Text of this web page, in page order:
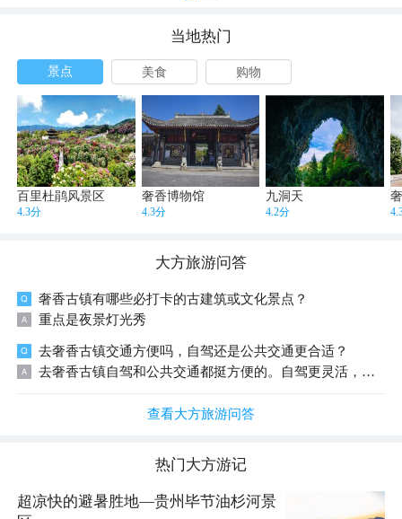
当地热门
景点 美食 购物
百里杜鹃风景区
4.3分
奢香博物馆
4.3分
九洞天
4.2分
大方旅游问答
奢香古镇有哪些必打卡的古建筑或文化景点？
重点是夜景灯光秀
去奢香古镇交通方便吗，自驾还是公共交通更合适？
去奢香古镇自驾和公共交通都挺方便的。自驾更灵活，适合想自由安排行程的朋友；公共交通则经济实惠，适合不想开车的游客。你可以根据自己偏好来选择。
查看大方旅游问答
热门大方游记
超凉快的避暑胜地—贵州毕节油杉河景